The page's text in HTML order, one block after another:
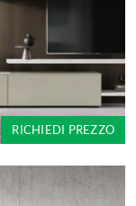
RICHIEDI PREZZO